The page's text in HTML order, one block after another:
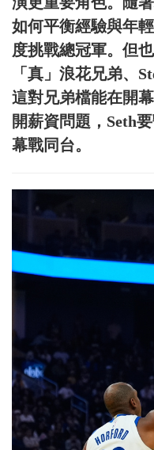
如何平衡經驗與年
度挑戰總冠軍。但
「真」浪花兄弟、
這對兄弟檔能在開
開薪資問題，Seth
幕戰同台。